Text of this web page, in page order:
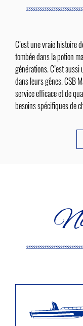
C’est une vraie histoire
tombée dans la potion
générations. C’est
dans leurs gênes. CSB
service efficace et de
besoins spécifiques de